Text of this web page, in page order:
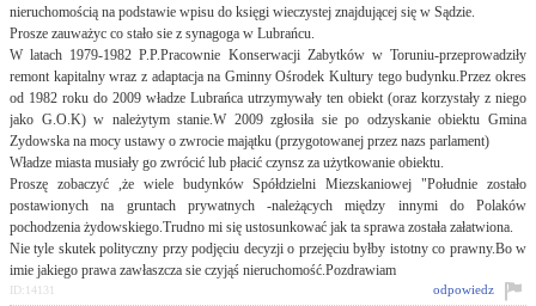
nieruchomością na podstawie wpisu do księgi wieczystej znajdującej się w Sądzie.
Prosze zauważyc co stało sie z synagoga w Lubrańcu.
W latach 1979-1982 P.P.Pracownie Konserwacji Zabytków w Toruniu-przeprowadziły
remont kapitalny wraz z adaptacja na Gminny Ośrodek Kultury tego budynku.Przez okres
od 1982 roku do 2009 władze Lubrańca utrzymywały ten obiekt (oraz korzystały z niego
jako G.O.K) w należytym stanie.W 2009 zgłosiła sie po odzyskanie obiektu Gmina
Zydowska na mocy ustawy o zwrocie majątku (przygotowanej przez nazs parlament)
Władze miasta musiały go zwrócić lub płacić czynsz za użytkowanie obiektu.
Proszę zobaczyć ,że wiele budynków Spółdzielni Miezskaniowej "Południe zostało
postawionych na gruntach prywatnych -należących między innymi do Polaków
pochodzenia żydowskiego.Trudno mi się ustosunkować jak ta sprawa została załatwiona.
Nie tyle skutek polityczny przy podjęciu decyzji o przejęciu byłby istotny co prawny.Bo w
imie jakiego prawa zawłaszcza sie czyjąś nieruchomość.Pozdrawiam
odpowiedz
ID:14131